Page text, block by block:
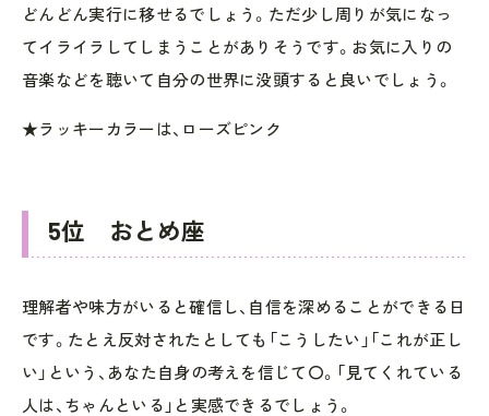
どんどん実行に移せるでしょう。ただ少し周りが気になっ
てイライラしてしまうことがありそうです。お気に入りの
音楽などを聴いて自分の世界に没頭すると良いでしょう。
★ラッキーカラーは、ローズピンク
5位 おとめ座
理解者や味方がいると確信し、自信を深めることができる日
です。たとえ反対されたとしても「こうしたい」「これが正し
い」という、あなた自身の考えを信じて〇。「見てくれている
人は、ちゃんといる」と実感できるでしょう。